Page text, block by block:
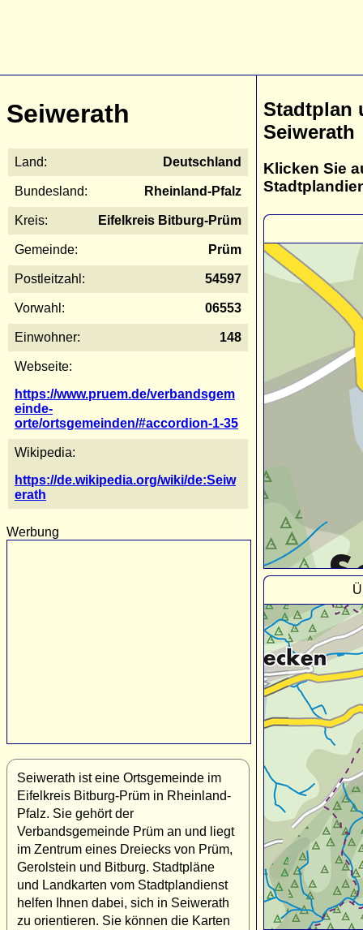
Seiwerath
Land: Deutschland
Bundesland: Rheinland-Pfalz
Kreis: Eifelkreis Bitburg-Prüm
Gemeinde: Prüm
Postleitzahl: 54597
Vorwahl: 06553
Einwohner: 148
Webseite:
https://www.pruem.de/verbandsgem
einde-
orte/ortsgemeinden/#accordion-1-35
Wikipedia:
https://de.wikipedia.org/wiki/de:Seiw
erath
Werbung
Seiwerath ist eine Ortsgemeinde im
Eifelkreis Bitburg-Prüm in Rheinland-
Pfalz. Sie gehört der
Verbandsgemeinde Prüm an und liegt
im Zentrum eines Dreiecks von Prüm,
Gerolstein und Bitburg. Stadtpläne
und Landkarten vom Stadtplandienst
helfen Ihnen dabei, sich in Seiwerath
zu orientieren. Sie können die Karten
Stadtplan
Seiwerath
Klicken Sie